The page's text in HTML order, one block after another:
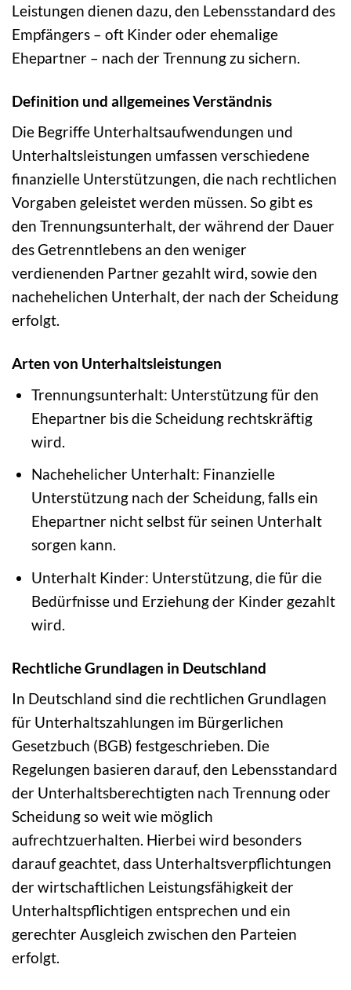
Leistungen dienen dazu, den Lebensstandard des
Empfängers – oft Kinder oder ehemalige
Ehepartner – nach der Trennung zu sichern.
Definition und allgemeines Verständnis
Die Begriffe Unterhaltsaufwendungen und
Unterhaltsleistungen umfassen verschiedene
finanzielle Unterstützungen, die nach rechtlichen
Vorgaben geleistet werden müssen. So gibt es
den Trennungsunterhalt, der während der Dauer
des Getrenntlebens an den weniger
verdienenden Partner gezahlt wird, sowie den
nachehelichen Unterhalt, der nach der Scheidung
erfolgt.
Arten von Unterhaltsleistungen
Trennungsunterhalt: Unterstützung für den
Ehepartner bis die Scheidung rechtskräftig
wird.
Nachehelicher Unterhalt: Finanzielle
Unterstützung nach der Scheidung, falls ein
Ehepartner nicht selbst für seinen Unterhalt
sorgen kann.
Unterhalt Kinder: Unterstützung, die für die
Bedürfnisse und Erziehung der Kinder gezahlt
wird.
Rechtliche Grundlagen in Deutschland
In Deutschland sind die rechtlichen Grundlagen
für Unterhaltszahlungen im Bürgerlichen
Gesetzbuch (BGB) festgeschrieben. Die
Regelungen basieren darauf, den Lebensstandard
der Unterhaltsberechtigten nach Trennung oder
Scheidung so weit wie möglich
aufrechtzuerhalten. Hierbei wird besonders
darauf geachtet, dass Unterhaltsverpflichtungen
der wirtschaftlichen Leistungsfähigkeit der
Unterhaltspflichtigen entsprechen und ein
gerechter Ausgleich zwischen den Parteien
erfolgt.